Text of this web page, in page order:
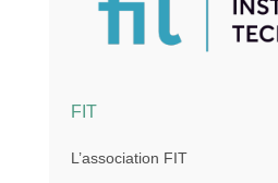
FIT
L’association FIT